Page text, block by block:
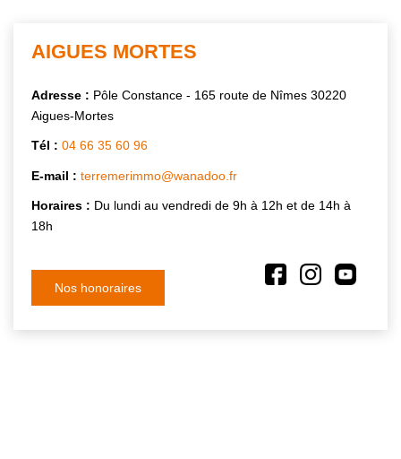
AIGUES MORTES
Adresse : Pôle Constance - 165 route de Nîmes 30220
Aigues-Mortes
Tél : 04 66 35 60 96
E-mail : terremerimmo@wanadoo.fr
Horaires : Du lundi au vendredi de 9h à 12h et de 14h à
18h
Nos honoraires